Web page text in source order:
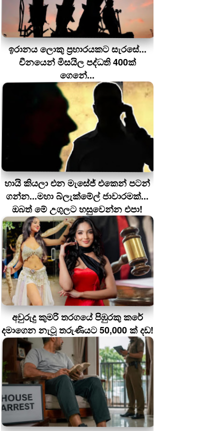
ඉරානය ලොකු ප‍්‍රහාරයකට සැරසේ...
චීනයෙන් මිසයිල පද්ධති 400ක්
ගෙනේ...
හායි කියලා එන මැසේජ් එකෙන් පටන්
ගන්න...මහා බ්ලැක්මේල් ජාවාරමක්...
ඔබත් මේ උගුලට හසුවෙන්න එපා!
අවුරුදු කුමරි තරගයේ පිඹුරකු කරේ
දමාගෙන නැටූ තරුණියට 50,000 ක් දඩ!